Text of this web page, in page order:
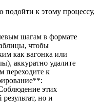
подойти к этому процессу,
шагам в формате
чтобы
как вагонка или
аккуратно удалите
переходите к
этих
но и